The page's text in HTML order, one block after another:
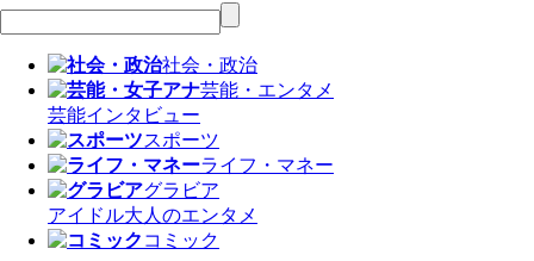
社会・政治
芸能・エンタメ
芸能インタビュー
スポーツ
ライフ・マネー
グラビア
アイドル大人のエンタメ
コミック